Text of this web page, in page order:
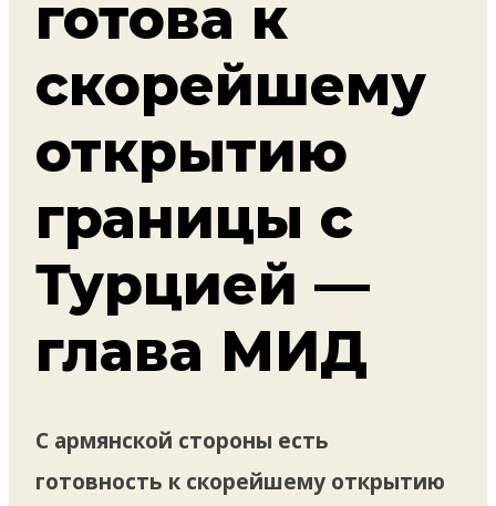
готова к
скорейшему
открытию
границы с
Турцией —
глава МИД
С армянской стороны есть
готовность к скорейшему открытию